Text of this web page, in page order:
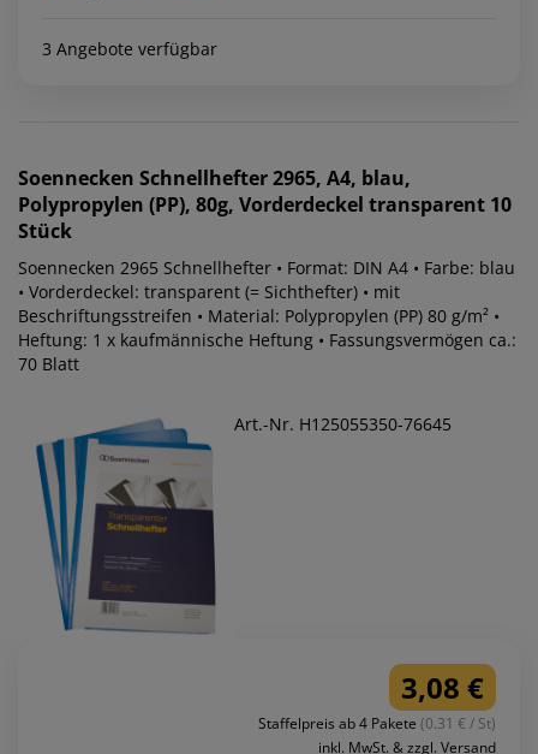
3 Angebote verfügbar
Soennecken Schnellhefter 2965, A4, blau,
Polypropylen (PP), 80g, Vorderdeckel transparent 10
Stück
Soennecken 2965 Schnellhefter • Format: DIN A4 • Farbe: blau
• Vorderdeckel: transparent (= Sichthefter) • mit
Beschriftungsstreifen • Material: Polypropylen (PP) 80 g/m² •
Heftung: 1 x kaufmännische Heftung • Fassungsvermögen ca.:
70 Blatt
Art.-Nr. H125055350-76645
3,08 €
Staffelpreis ab 4 Pakete (0.31 € / St)
inkl. MwSt. & zzgl. Versand